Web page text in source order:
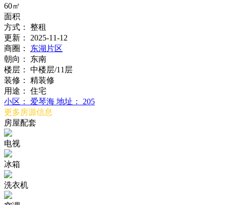
60㎡
面积
方式：
整租
更新：
2025-11-12
商圈：
东湖片区
朝向：
东南
楼层：
中楼层/11层
装修：
精装修
用途：
住宅
小区：
爱琴海 地址：
205
更多房源信息
房屋配套
电视
冰箱
洗衣机